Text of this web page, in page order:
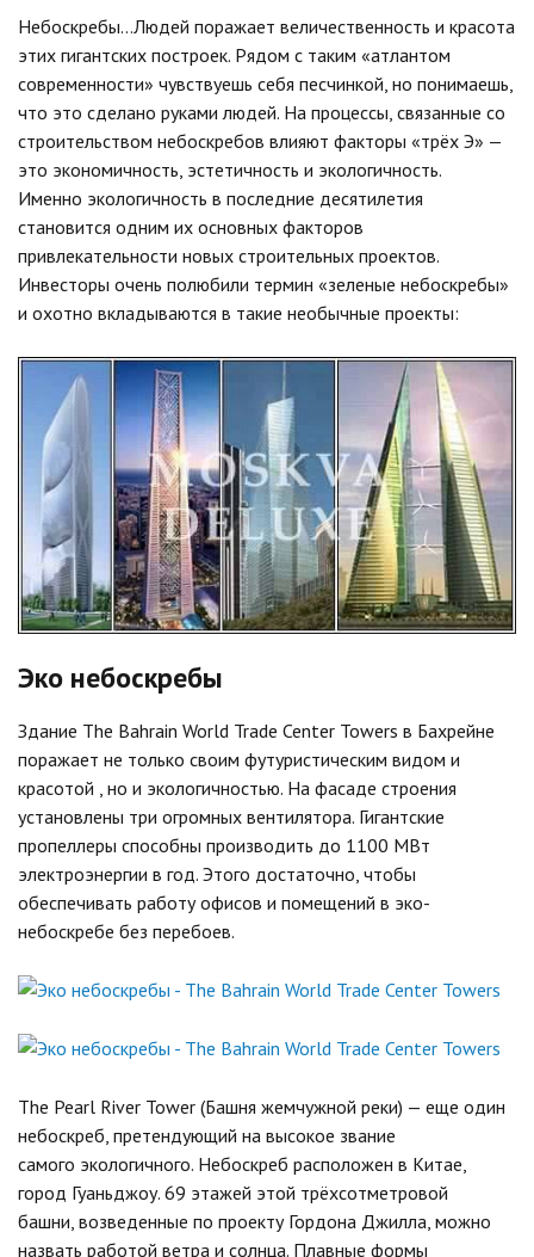
Небоскребы…Людей поражает величественность и красота
этих гигантских построек. Рядом с таким «атлантом
современности» чувствуешь себя песчинкой, но понимаешь,
что это сделано руками людей. На процессы, связанные со
строительством небоскребов влияют факторы «трёх Э» —
это экономичность, эстетичность и экологичность.
Именно экологичность в последние десятилетия
становится одним их основных факторов
привлекательности новых строительных проектов.
Инвесторы очень полюбили термин «зеленые небоскребы»
и охотно вкладываются в такие необычные проекты:
Эко небоскребы
Здание The Bahrain World Trade Center Towers в Бахрейне
поражает не только своим футуристическим видом и
красотой , но и экологичностью. На фасаде строения
установлены три огромных вентилятора. Гигантские
пропеллеры способны производить до 1100 МВт
электроэнергии в год. Этого достаточно, чтобы
обеспечивать работу офисов и помещений в эко-
небоскребе без перебоев.
The Pearl River Tower (Башня жемчужной реки) — еще один
небоскреб, претендующий на высокое звание
самого экологичного. Небоскреб расположен в Китае,
город Гуаньджоу. 69 этажей этой трёхсотметровой
башни, возведенные по проекту Гордона Джилла, можно
назвать работой ветра и солнца. Плавные формы